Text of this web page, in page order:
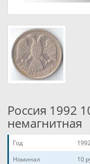
Россия 1992
немагнитная
Год
Номинал
10